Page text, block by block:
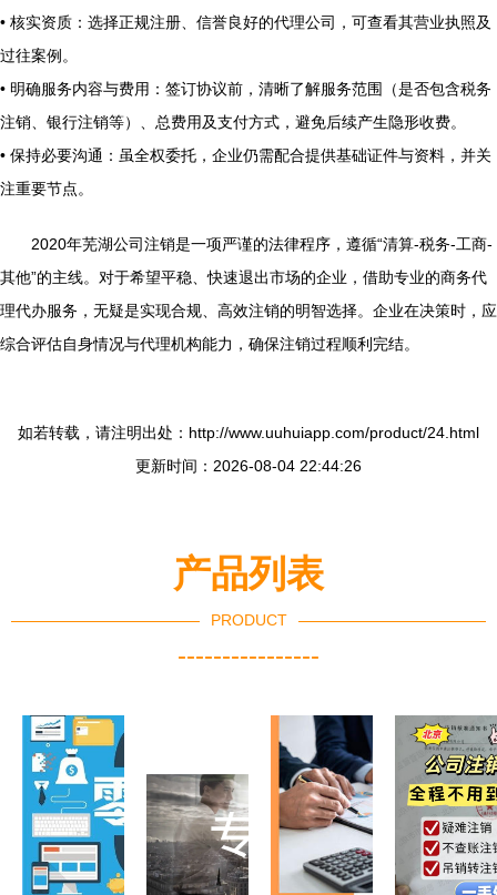
• 核实资质：选择正规注册、信誉良好的代理公司，可查看其营业执照及
过往案例。
• 明确服务内容与费用：签订协议前，清晰了解服务范围（是否包含税务
注销、银行注销等）、总费用及支付方式，避免后续产生隐形收费。
• 保持必要沟通：虽全权委托，企业仍需配合提供基础证件与资料，并关
注重要节点。
2020年芜湖公司注销是一项严谨的法律程序，遵循“清算-税务-工商-
其他”的主线。对于希望平稳、快速退出市场的企业，借助专业的商务代
理代办服务，无疑是实现合规、高效注销的明智选择。企业在决策时，应
综合评估自身情况与代理机构能力，确保注销过程顺利完结。
如若转载，请注明出处：http://www.uuhuiapp.com/product/24.html
更新时间：2026-08-04 22:44:26
产品列表
PRODUCT
----------------